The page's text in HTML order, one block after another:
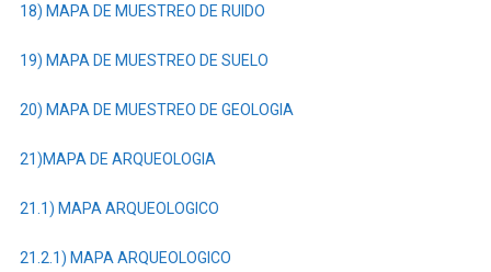
18) MAPA DE MUESTREO DE RUIDO
19) MAPA DE MUESTREO DE SUELO
20) MAPA DE MUESTREO DE GEOLOGIA
21)MAPA DE ARQUEOLOGIA
21.1) MAPA ARQUEOLOGICO
21.2.1) MAPA ARQUEOLOGICO